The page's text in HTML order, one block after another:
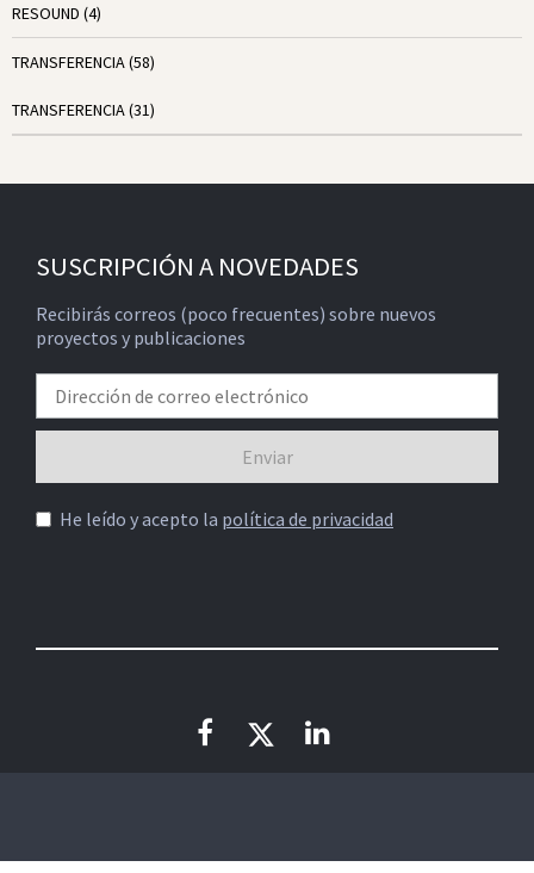
RESOUND (4)
TRANSFERENCIA(58)
TRANSFERENCIA(31)
SUSCRIPCIÓN A NOVEDADES
Recibirás correos (poco frecuentes) sobre nuevos
proyectos y publicaciones
He leído y acepto la política de privacidad